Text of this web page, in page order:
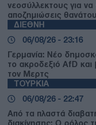
νεοσύλλεκτους για να
αποζημιώσεις θανάτου
ΔΙΕΘΝΗ
06/08/26 - 23:16
Γερμανία: Νέο
το ακροδεξιό AfD και
τον Μερτς
ΤΟΥΡΚΙΑ
06/08/26 - 22:47
Από τα πλαστά